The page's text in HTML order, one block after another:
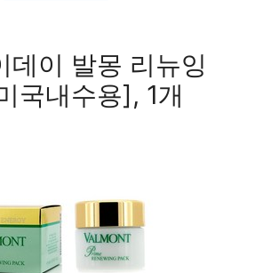
데이 발몽 리뉴잉
국내수용], 1개